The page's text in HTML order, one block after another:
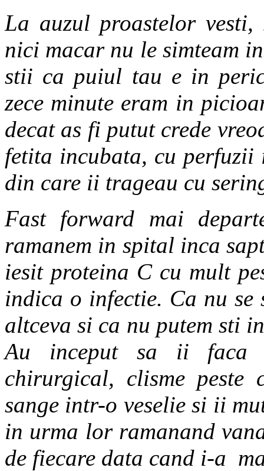
La auzul proastelor
nici macar nu le simteam
stii ca puiul tau e in
zece minute eram in
decat as fi putut crede
fetita incubata, cu
din care ii trageau cu
Fast forward mai
ramanem in spital inca
iesit proteina C cu mult
indica o infectie. Ca nu
altceva si ca nu putem sti
Au inceput sa ii faca
chirurgical, clisme peste
sange intr-o veselie si ii
in urma lor ramanand
de fiecare data cand i-a